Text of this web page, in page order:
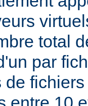
total
par
de